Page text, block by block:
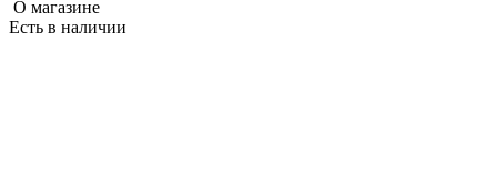
О магазине
Есть в наличии